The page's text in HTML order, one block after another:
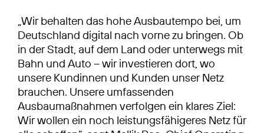
„Wir behalten das hohe Ausbautempo bei, um
Deutschland digital nach vorne zu bringen. Ob
in der Stadt, auf dem Land oder unterwegs mit
Bahn und Auto – wir investieren dort, wo
unsere Kundinnen und Kunden unser Netz
brauchen. Unsere umfassenden
Ausbaumaßnahmen verfolgen ein klares Ziel:
Wir wollen ein noch leistungsfähigeres Netz für